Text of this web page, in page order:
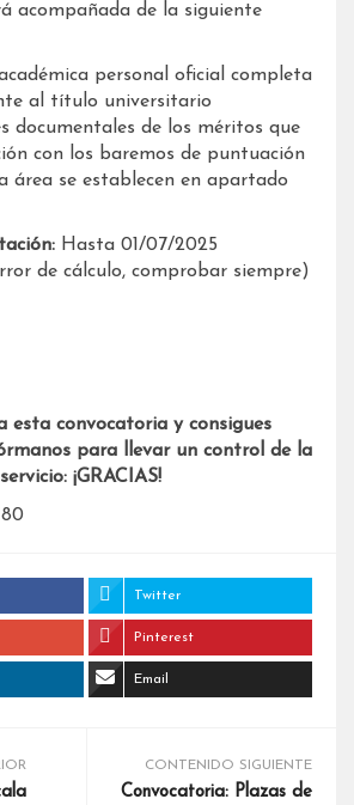
acompañada de la siguiente
personal oficial completa
al título universitario
documentales de los méritos que
con los baremos de puntuación
área se establecen en apartado
Hasta 01/07/2025
de cálculo, comprobar siempre)
esta convocatoria y consigues
para llevar un control de la
¡GRACIAS!
Twitter
Pinterest
Email
CONTENIDO SIGUIENTE
Convocatoria: Plazas de